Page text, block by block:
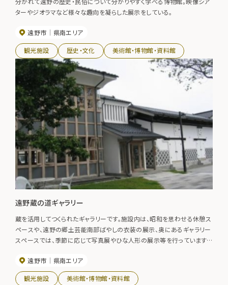
ターやジオラマなど様々な趣向を凝らした展示をしている。
遠野市 県南エリア
観光施設 歴史・文化 美術館・博物館・資料館
遠野蔵の道ギャラリー
蔵を活用してつくられたギャラリーです。施設内は、昭和を思わせる休憩ス
ペースや、遠野の郷土芸能南部ばやしの衣装の展示、奥にあるギャラリー
スペースでは、季節に応じて写真展やひな人形の展示等を行っています。
遠野市
県南エリア
観光施設 美術館・博物館・資料館